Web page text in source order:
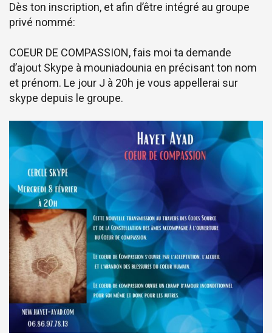
Dès ton inscription, et afin d’être intégré au groupe
privé nommé:
COEUR DE COMPASSION, fais moi ta demande
d’ajout Skype à mouniadounia en précisant ton nom
et prénom. Le jour J à 20h je vous appellerai sur
skype depuis le groupe.